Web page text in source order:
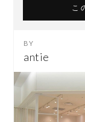
こ
antie